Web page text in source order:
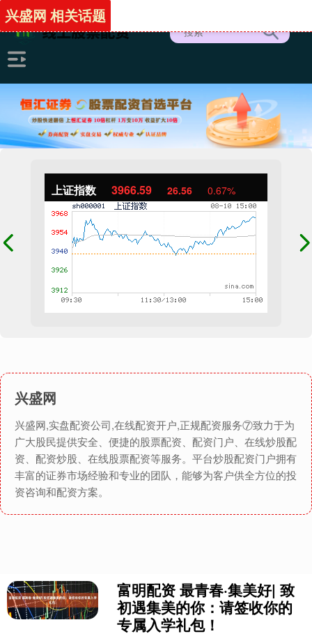
上证指数 3966.59 26.56 0.67%
兴盛网
兴盛网,实盘配资公司,在线配资开户,正规配资服务⑦致力于为
广大股民提供安全、便捷的股票配资、配资门户、在线炒股配
资、配资炒股、在线股票配资等服务。平台炒股配资门户拥有
丰富的证券市场经验和专业的团队，能够为客户供全方位的投
资咨询和配资方案。
兴盛网 相关话题
富明配资 最青春·集美好| 致
初遇集美的你：请签收你的
专属入学礼包！